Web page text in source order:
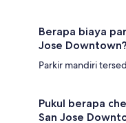
Berapa biaya
Jose Downtown?
Parkir mandiri
Pukul berapa
San Jose